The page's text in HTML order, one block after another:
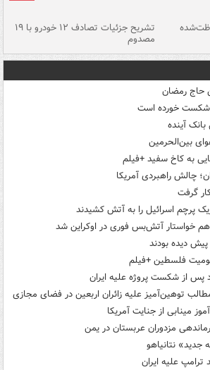
تشریح جزئیات تصادف ۱۲ خودرو با ۱۹
مصدوم
حاج رمضان
شکست خورده است
بانک آینده
بین‌الحرمین
به کاخ سفید +فیلم
چالش راهبردی آمریکا
کار گرفت
پرچم اسرائیل را به آتش کشیدند
هم خواستار آتش‌بس فوری در اوکراین شد
دیده بودند
فلسطین +فیلم
پس از شکست پروژه علیه ایران
توهین‌آمیز علیه زائران اربعین در فضای مجازی
مینابی از جنایت آمریکا
مزدوران عربستان در یمن
نتانیاهو
علیه ایران